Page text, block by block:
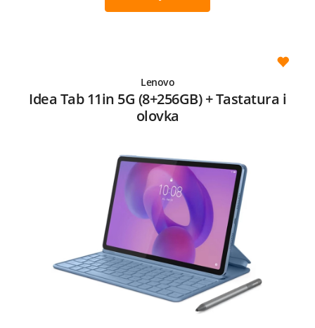
Lenovo
Idea Tab 11in 5G (8+256GB) + Tastatura i
olovka